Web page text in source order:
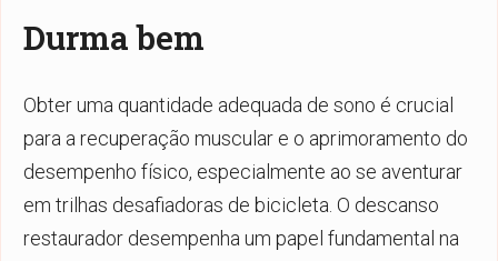
Durma bem
Obter uma quantidade adequada de sono é crucial
para a recuperação muscular e o aprimoramento do
desempenho físico, especialmente ao se aventurar
em trilhas desafiadoras de bicicleta. O descanso
restaurador desempenha um papel fundamental na